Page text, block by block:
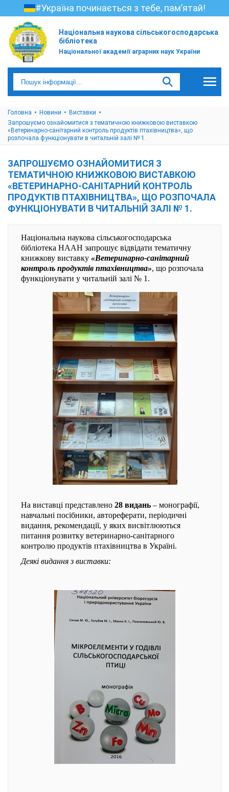
#Україна починається з тебе, пам’ятай!
Національна наукова сільськогосподарська
бібліотека
Національної академії аграрних наук України
Головна Новини
Виставки
Запрошуємо ознайомитися з тематичною книжковою виставкою
«Ветеринарно-санітарний контроль продуктів птахівництва», що
розпочала функціонувати в читальній залі № 1.
ЗАПРОШУЄМО ОЗНАЙОМИТИСЯ З
ТЕМАТИЧНОЮ КНИЖКОВОЮ ВИСТАВКОЮ
«ВЕТЕРИНАРНО-САНІТАРНИЙ КОНТРОЛЬ
ПРОДУКТІВ ПТАХІВНИЦТВА», ЩО РОЗПОЧАЛА
ФУНКЦІОНУВАТИ В ЧИТАЛЬНІЙ ЗАЛІ № 1.
Національна наукова сільськогосподарська
бібліотека НААН запрошує відвідати тематичну
книжкову виставку «Ветеринарно-санітарний
контроль продуктів птахівництва», що розпочала
функціонувати у читальній залі № 1.
На виставці представлено 28 видань – монографії,
навчальні посібники, автореферати, періодичні
видання, рекомендації, у яких висвітлюються
питання розвитку ветеринарно-санітарного
контролю продуктів птахівництва в Україні.
Деякі видання з виставки: